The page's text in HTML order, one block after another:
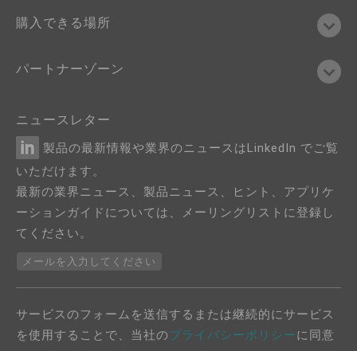
購入できる場所
パートナーゾーン
ニュースレター
製品の最新情報や業界のニュースはLinkedIn でご覧
いただけます。
最新の業界ニュース、製品ニュース、ヒント、アプリケ
ーションガイドについては、メーリングリストに登録し
てください。
メールを入力してください
サービスのフォームを送信するまたは継続的にサービス
を使用することで、当社のプライバシーポリシーに同意